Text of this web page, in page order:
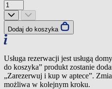
Dodaj do koszyka
Usługa rezerwacji jest usługą
do koszyka” produkt zostanie
„Zarezerwuj i kup w aptece”.
możliwa w kolejnym kroku.